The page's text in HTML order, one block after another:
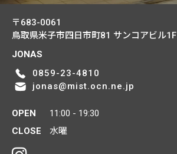
〒683-0061
鳥取県米子市四日市町81 サンコアビル1F
JONAS
0859-23-4810
jonas@mist.ocn.ne.jp
OPEN
11:00 - 19:30
CLOSE
水曜